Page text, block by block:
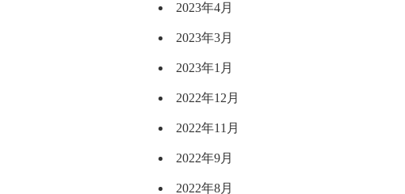
2023年4月
2023年3月
2023年1月
2022年12月
2022年11月
2022年9月
2022年8月